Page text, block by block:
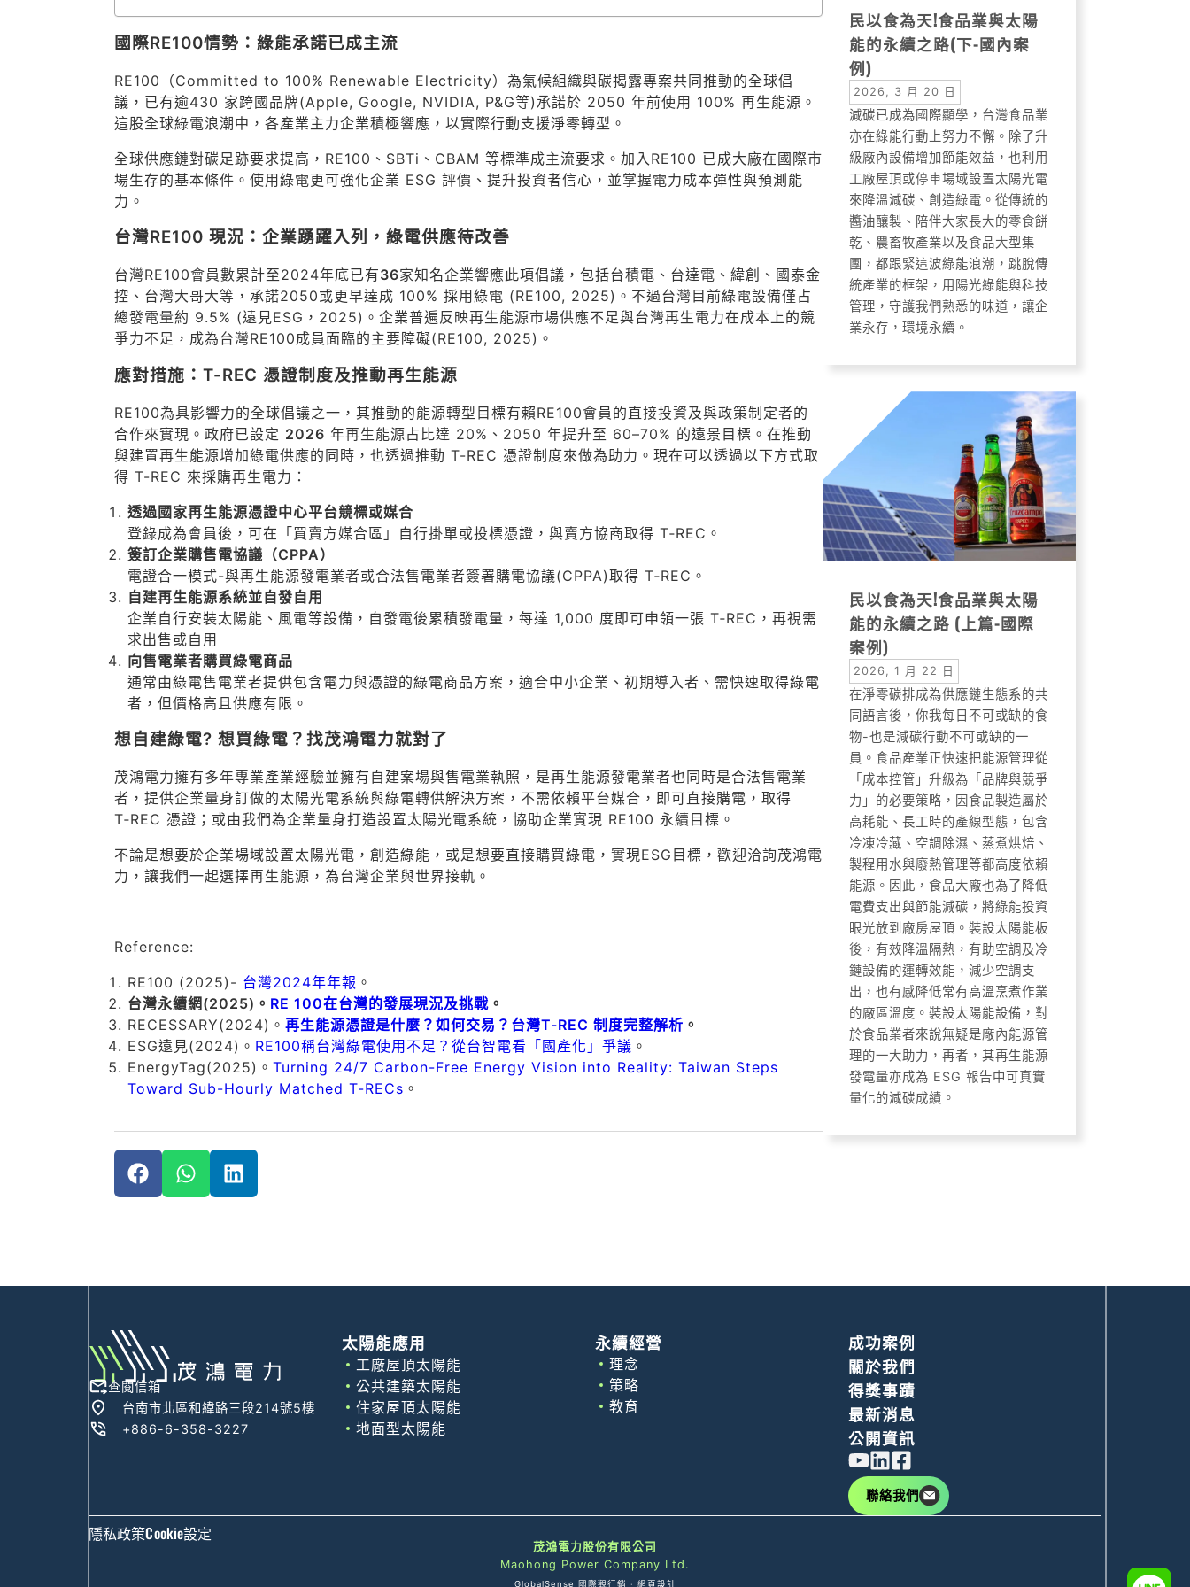
國際RE100情勢：綠能承諾已成主流
RE100（Committed to 100% Renewable Electricity）為氣候組織與碳揭露專案共同推動的全球倡
議，已有逾430 家跨國品牌(Apple, Google, NVIDIA, P&G等)承諾於 2050 年前使用 100% 再生能源。
這股全球綠電浪潮中，各產業主力企業積極響應，以實際行動支援淨零轉型。
全球供應鏈對碳足跡要求提高，RE100、SBTi、CBAM 等標準成主流要求。加入RE100 已成大廠在國際市
場生存的基本條件。使用綠電更可強化企業 ESG 評價、提升投資者信心，並掌握電力成本彈性與預測能
力。
台灣RE100 現況：企業踴躍入列，綠電供應待改善
台灣RE100會員數累計至2024年底已有36家知名企業響應此項倡議，包括台積電、台達電、緯創、國泰金
控、台灣大哥大等，承諾2050或更早達成 100% 採用綠電 (RE100, 2025)。不過台灣目前綠電設備僅占
總發電量約 9.5% (遠見ESG，2025)。企業普遍反映再生能源市場供應不足與台灣再生電力在成本上的競
爭力不足，成為台灣RE100成員面臨的主要障礙(RE100, 2025)。
應對措施：T-REC 憑證制度及推動再生能源
RE100為具影響力的全球倡議之一，其推動的能源轉型目標有賴RE100會員的直接投資及與政策制定者的
合作來實現。政府已設定 2026 年再生能源占比達 20%、2050 年提升至 60–70% 的遠景目標。在推動
與建置再生能源增加綠電供應的同時，也透過推動 T-REC 憑證制度來做為助力。現在可以透過以下方式取
得 T-REC 來採購再生電力：
透過國家再生能源憑證中心平台競標或媒合
登錄成為會員後，可在「買賣方媒合區」自行掛單或投標憑證，與賣方協商取得 T‑REC。
簽訂企業購售電協議（CPPA）
電證合一模式-與再生能源發電業者或合法售電業者簽署購電協議(CPPA)取得 T‑REC。
自建再生能源系統並自發自用
企業自行安裝太陽能、風電等設備，自發電後累積發電量，每達 1,000 度即可申領一張 T‑REC，再視需
求出售或自用
向售電業者購買綠電商品
通常由綠電售電業者提供包含電力與憑證的綠電商品方案，適合中小企業、初期導入者、需快速取得綠電
者，但價格高且供應有限。
想自建綠電? 想買綠電？找茂鴻電力就對了
茂鴻電力擁有多年專業產業經驗並擁有自建案場與售電業執照，是再生能源發電業者也同時是合法售電業
者，提供企業量身訂做的太陽光電系統與綠電轉供解決方案，不需依賴平台媒合，即可直接購電，取得
T‑REC 憑證；或由我們為企業量身打造設置太陽光電系統，協助企業實現 RE100 永續目標。
不論是想要於企業場域設置太陽光電，創造綠能，或是想要直接購買綠電，實現ESG目標，歡迎洽詢茂鴻電
力，讓我們一起選擇再生能源，為台灣企業與世界接軌。
Reference:
RE100 (2025)- 台灣2024年年報 。
台灣永續網(2025)。 RE 100在台灣的發展現況及挑戰 。
RECESSARY(2024)。 再生能源憑證是什麼？如何交易？台灣T-REC 制度完整解析 。
ESG遠見(2024)。 RE100稱台灣綠電使用不足？從台智電看「國產化」爭議 。
EnergyTag(2025)。 Turning 24/7 Carbon-Free Energy Vision into Reality: Taiwan Steps
Toward Sub-Hourly Matched T-RECs 。
民以食為天!食品業與太陽
能的永續之路(下-國內案
例)
2026, 3 月 20 日
減碳已成為國際顯學，台灣食品業
亦在綠能行動上努力不懈。除了升
級廠內設備增加節能效益，也利用
工廠屋頂或停車場域設置太陽光電
來降溫減碳、創造綠電。從傳統的
醬油釀製、陪伴大家長大的零食餅
乾、農畜牧產業以及食品大型集
團，都跟緊這波綠能浪潮，跳脫傳
統產業的框架，用陽光綠能與科技
管理，守護我們熟悉的味道，讓企
業永存，環境永續。
民以食為天!食品業與太陽
能的永續之路 (上篇-國際
案例)
2026, 1 月 22 日
在淨零碳排成為供應鏈生態系的共
同語言後，你我每日不可或缺的食
物-也是減碳行動不可或缺的一
員。食品產業正快速把能源管理從
「成本控管」升級為「品牌與競爭
力」的必要策略，因食品製造屬於
高耗能、長工時的產線型態，包含
冷凍冷藏、空調除濕、蒸煮烘焙、
製程用水與廢熱管理等都高度依賴
能源。因此，食品大廠也為了降低
電費支出與節能減碳，將綠能投資
眼光放到廠房屋頂。裝設太陽能板
後，有效降溫隔熱，有助空調及冷
鏈設備的運轉效能，減少空調支
出，也有感降低常有高溫烹煮作業
的廠區溫度。裝設太陽能設備，對
於食品業者來說無疑是廠內能源管
理的一大助力，再者，其再生能源
發電量亦成為 ESG 報告中可真實
量化的減碳成績。
查閱信箱
台南市北區和緯路三段214號5樓
+886-6-358-3227
太陽能應用
工廠屋頂太陽能
公共建築太陽能
住家屋頂太陽能
地面型太陽能
永續經營
理念
策略
教育
成功案例
關於我們
得獎事蹟
最新消息
公開資訊
聯絡我們
隱私政策Cookie設定
茂鴻電力股份有限公司
Maohong Power Company Ltd.
GlobalSense 國際觀行銷 ‧ 網頁設計